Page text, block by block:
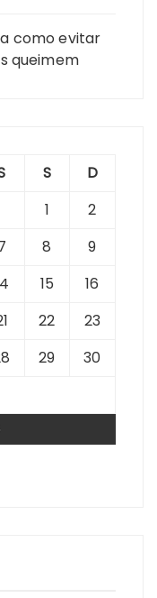
como evitar
queimem
S
D
1
2
8
9
15
16
22
23
29
30